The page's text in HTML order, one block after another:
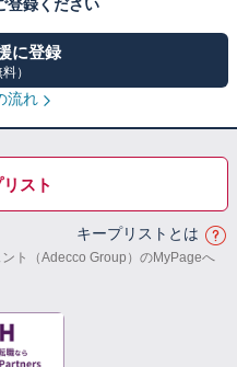
登録ください
に登録
料）
流れ
スト
キープリストとは
ト（Adecco Group）のMyPageへ